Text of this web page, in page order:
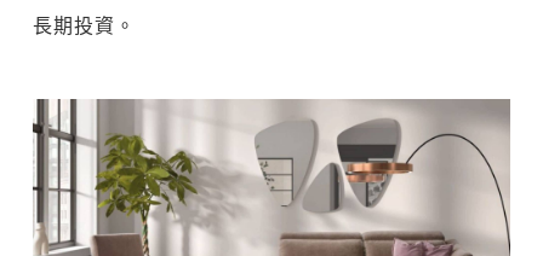
長期投資。